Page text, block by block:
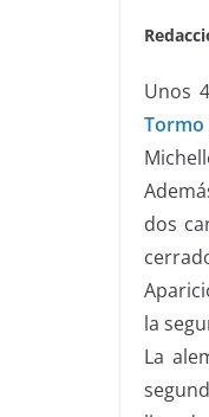
Unos
Tormo
dos
la
La